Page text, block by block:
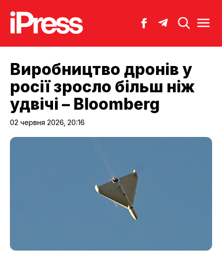
Виробництво дронів у
росії зросло більш ніж
удвічі – Bloomberg
02 червня 2026, 20:16